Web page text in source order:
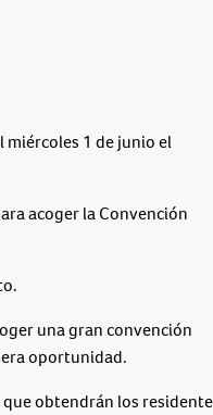
miércoles 1 de junio el
acoger la Convención
una gran convención
oportunidad.
obtendrán los